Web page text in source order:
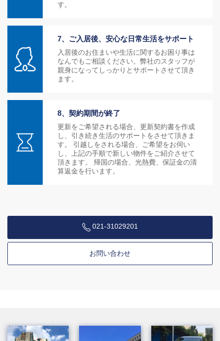
す。
7、ご入居後、安心な日常生活をサポート
入居後のお住まいや生活に関するお困り事は
なんでもご相談ください。弊社のスタッフが
親身になってしっかりとサポートさせて頂き
ます。
8、契約期間が終了
更新をご希望される場合、更新契約書を作成
し、引き続き生活のサポートをさせて頂きま
す。 引越しをされる場合、ご希望をお伺い
し、上記の手順で新しい物件をご紹介させて
頂きます。 帰国の場合、光熱費、保証金の清
算返金を行います。
021-31029201
お問い合わせ